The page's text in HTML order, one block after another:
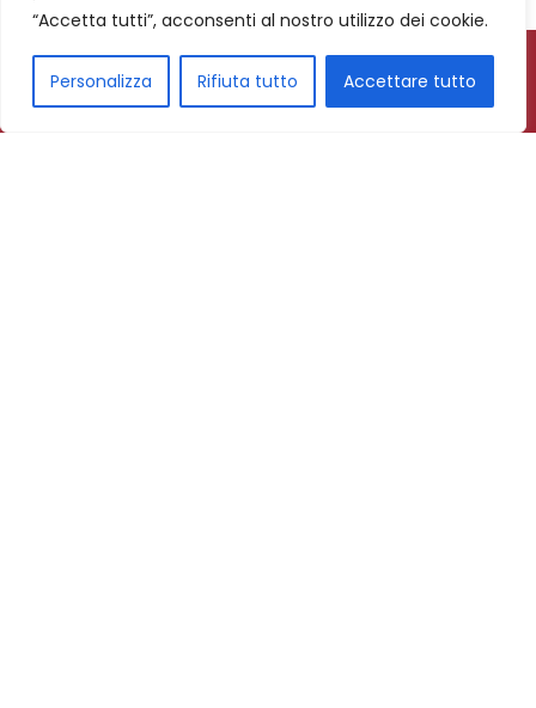
“Accetta tutti”, acconsenti al nostro utilizzo dei cookie.
Personalizza Rifiuta tutto Accettare tutto